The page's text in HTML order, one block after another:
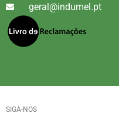
geral@indumel.pt
SIGA-NOS